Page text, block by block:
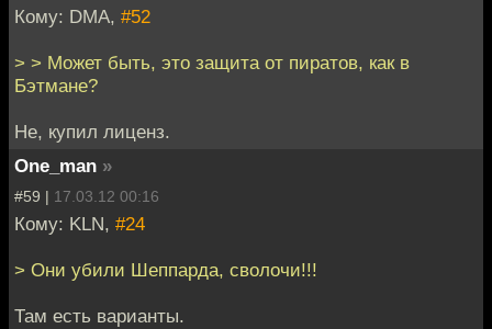
Кому: DMA, #52
> > Может быть, это защита от пиратов, как в
Бэтмане?
Не, купил лиценз.
One_man »
#59 | 17.03.12 00:16
Кому: KLN, #24
> Они убили Шеппарда, сволочи!!!
Там есть варианты.